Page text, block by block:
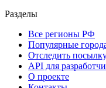
Разделы
Все регионы РФ
Популярные
Отследить
API для
О проекте